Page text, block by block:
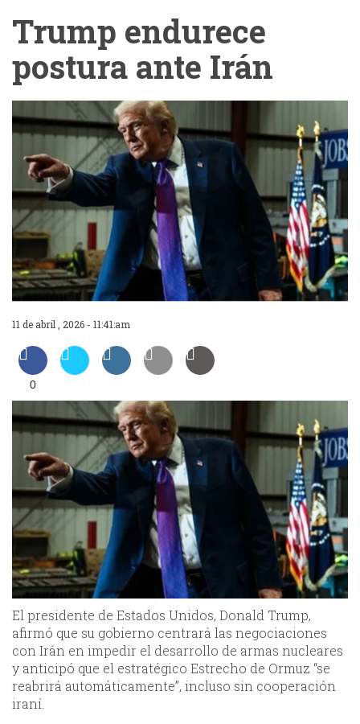
Trump endurece
postura ante Irán
11 de abril , 2026 - 11:41:am
0
El presidente de Estados Unidos, Donald Trump,
afirmó que su gobierno centrará las negociaciones
con Irán en impedir el desarrollo de armas nucleares
y anticipó que el estratégico Estrecho de Ormuz “se
reabrirá automáticamente”, incluso sin cooperación
iraní.